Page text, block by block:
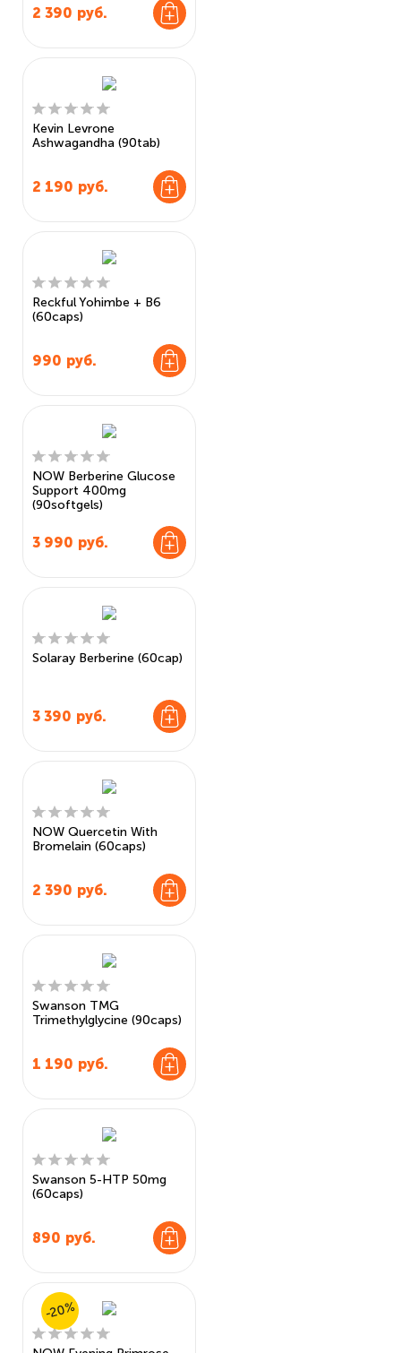
2 390 руб.
Kevin Levrone
Ashwagandha (90tab)
2 190 руб.
Reckful Yohimbe + B6
(60caps)
990 руб.
NOW Berberine Glucose
Support 400mg
(90softgels)
3 990 руб.
Solaray Berberine (60cap)
3 390 руб.
NOW Quercetin With
Bromelain (60caps)
2 390 руб.
Swanson TMG
Trimethylglycine (90caps)
1 190 руб.
Swanson 5-HTP 50mg
(60caps)
890 руб.
-20%